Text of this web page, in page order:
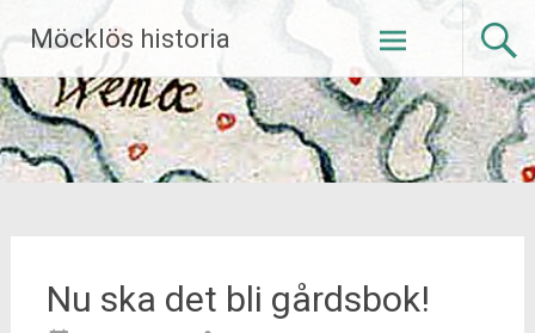
till
innehåll
Möcklös historia
Nu ska det bli gårdsbok!